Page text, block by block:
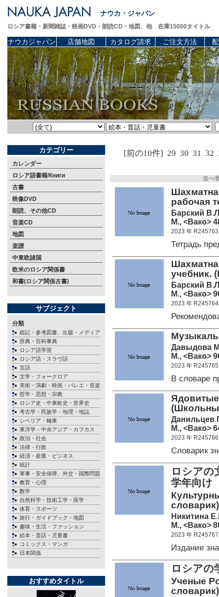
ナウカ・ジャパン
ロシア書籍・新聞雑誌・映画DVD・朗読CD・地図、他 在庫15000タイトル
ナウカジャパン 店舗地図 カタログ請求 ご注文方法
カテゴリー
カレンダー
ロシア語書籍/Книги
古書
映像DVD
朗読、その他CD
音楽CD
地図
楽譜
中東欧諸国
欧米のロシア関係書
和書(ロシア関係古書)
サブジェクト
分類
総記・参考図書、出版・メディア
辞典・百科事典
ロシア語学習
ロシア語・スラヴ語
言語
文学・フォークロア
美術・演劇・映画・バレエ・音楽
哲学・思想・宗教
ロシア史・中東欧史・世界史
考古学・民族学・地理・地誌
シベリア・極東
東洋学・中央アジア・カフカス
政治・社会
法律・行政
経済・産業・ビジネス
統計
軍事・安全保障、外交・国際問題
教育・心理
数学
自然科学・技術工学・医学
体育・スポーツ
旅行・ガイドブック・地図
趣味・生活・ファッション
絵本・昔話・児童書
コミックス・マンガ
日本関係
おすすめタイトル
[前の10件] 29 30 31 32
並べ
рабочая
Барский
М., <Вако>
2023 年 R245763
Тетрадь
учебник.
Барский
М., <Вако>
2023 年 R245764
Давыдова
М., <Вако>
2023 年 R245765
В словаре
Данильцев
М., <Вако>
2023 年 R245766
Словарик
ロシア
学年向け
словарик)
Никитина
М., <Вако>
2023 年 R245767
Издание
ロシアの
Ученые
словарик)